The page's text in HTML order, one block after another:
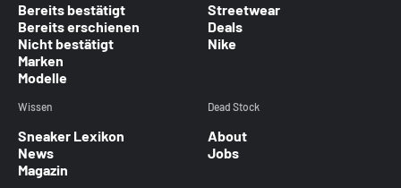
Bereits bestätigt
Bereits erschienen
Nicht bestätigt
Marken
Modelle
Streetwear
Deals
Nike
Wissen
Sneaker Lexikon
News
Magazin
Dead Stock
About
Jobs